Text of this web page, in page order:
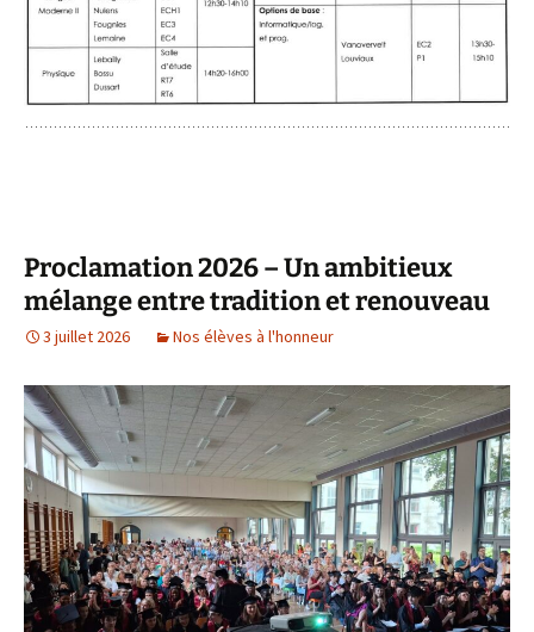
Proclamation 2026 – Un ambitieux
mélange entre tradition et renouveau
3 juillet 2026 Nos élèves à l'honneur